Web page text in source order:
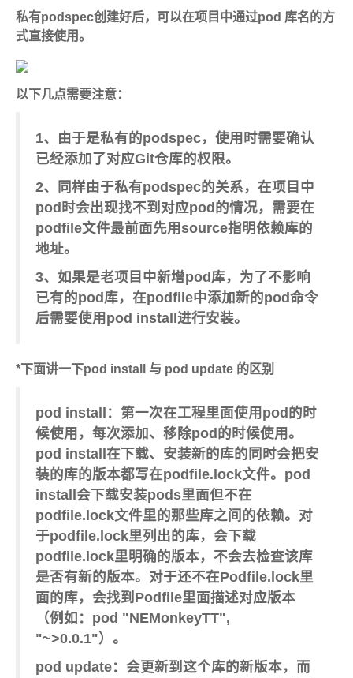
私有podspec创建好后，可以在项目中通过pod 库名的方
式直接使用。
以下几点需要注意：
1、由于是私有的podspec，使用时需要确认
已经添加了对应Git仓库的权限。
2、同样由于私有podspec的关系，在项目中
pod时会出现找不到对应pod的情况，需要在
podfile文件最前面先用source指明依赖库的
地址。
3、如果是老项目中新增pod库，为了不影响
已有的pod库，在podfile中添加新的pod命令
后需要使用pod install进行安装。
*下面讲一下pod install 与 pod update 的区别
pod install：第一次在工程里面使用pod的时
候使用，每次添加、移除pod的时候使用。
pod install在下载、安装新的库的同时会把安
装的库的版本都写在podfile.lock文件。pod
install会下载安装pods里面但不在
podfile.lock文件里的那些库之间的依赖。对
于podfile.lock里列出的库，会下载
podfile.lock里明确的版本，不会去检查该库
是否有新的版本。对于还不在Podfile.lock里
面的库，会找到Podfile里面描述对应版本
（例如：pod "NEMonkeyTT",
"~>0.0.1"）。
pod update：会更新到这个库的新版本，而